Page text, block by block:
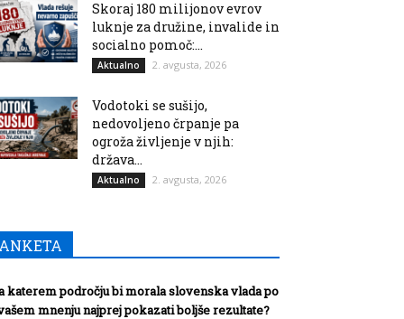
Skoraj 180 milijonov evrov
luknje za družine, invalide in
socialno pomoč:...
Aktualno 2. avgusta, 2026
Vodotoki se sušijo,
nedovoljeno črpanje pa
ogroža življenje v njih:
država...
Aktualno 2. avgusta, 2026
katerem področju bi morala slovenska vlada po
mnenju najprej pokazati boljše rezultate?